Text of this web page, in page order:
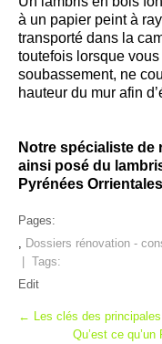
à un papier peint à
transporté dans la
toutefois lorsque
soubassement, ne
hauteur du mur afin
Notre spécialiste de
ainsi posé du
Pyrénées
Pages:
Dossiers rénovation -
| Tags:
Edit
Post
←
Les clés des
Qu’est ce